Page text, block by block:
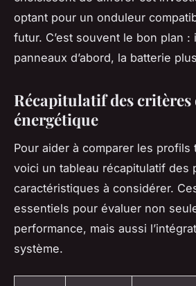
optant pour un onduleur
futur. C’est souvent le bon plan :
panneaux d’abord, la batterie
Récapitulatif des
énergétique
Pour aider à comparer les profils
voici un tableau récapitulatif des
caractéristiques à considérer.
essentiels pour évaluer non
performance, mais aussi
système.